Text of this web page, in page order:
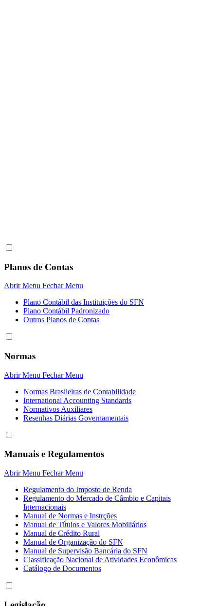
Planos de Contas
Abrir Menu Fechar Menu
Plano Contábil das Instituiçôes do SFN
Plano Contábil Padronizado
Outros Planos de Contas
Normas
Abrir Menu Fechar Menu
Normas Brasileiras de Contabilidade
International Accounting Standards
Normativos Auxiliares
Resenhas Diárias Governamentais
Manuais e Regulamentos
Abrir Menu Fechar Menu
Regulamento do Imposto de Renda
Regulamento do Mercado de Câmbio e Capitais
Internacionais
Manual de Normas e Instrções
Manual de Títulos e Valores Mobiliários
Manual de Crédito Rural
Manual de Organização do SFN
Manual de Supervisão Bancária do SFN
Classificação Nacional de Atividades Econômicas
Catálogo de Documentos